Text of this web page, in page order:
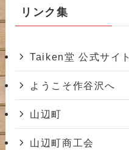
ブリンク集
Taiken堂 公式サイト
ようこそ作谷沢へ
山辺町
山辺町商工会